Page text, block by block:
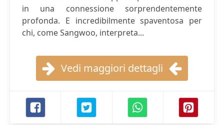
in una connessione sorprendentemente
profonda. E incredibilmente spaventosa per
chi, come Sangwoo, interpreta...
Vedi maggiori dettagli